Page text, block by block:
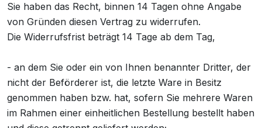
Sie haben das Recht, binnen 14 Tagen ohne Angabe
von Gründen diesen Vertrag zu widerrufen.
Die Widerrufsfrist beträgt 14 Tage ab dem Tag,
- an dem Sie oder ein von Ihnen benannter Dritter, der
nicht der Beförderer ist, die letzte Ware in Besitz
genommen haben bzw. hat, sofern Sie mehrere Waren
im Rahmen einer einheitlichen Bestellung bestellt haben